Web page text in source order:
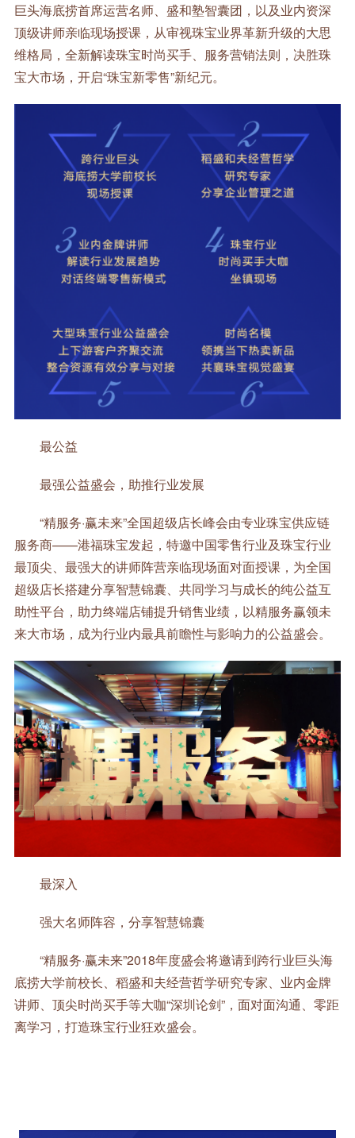
巨头海底捞首席运营名师、盛和塾智囊团，以及业内资深
顶级讲师亲临现场授课，从审视珠宝业界革新升级的大思
维格局，全新解读珠宝时尚买手、服务营销法则，决胜珠
宝大市场，开启“珠宝新零售”新纪元。
最公益
最强公益盛会，助推行业发展
“精服务·赢未来”全国超级店长峰会由专业珠宝供应链
服务商——港福珠宝发起，特邀中国零售行业及珠宝行业
最顶尖、最强大的讲师阵营亲临现场面对面授课，为全国
超级店长搭建分享智慧锦囊、共同学习与成长的纯公益互
助性平台，助力终端店铺提升销售业绩，以精服务赢领未
来大市场，成为行业内最具前瞻性与影响力的公益盛会。
最深入
强大名师阵容，分享智慧锦囊
“精服务·赢未来”2018年度盛会将邀请到跨行业巨头海
底捞大学前校长、稻盛和夫经营哲学研究专家、业内金牌
讲师、顶尖时尚买手等大咖“深圳论剑”，面对面沟通、零距
离学习，打造珠宝行业狂欢盛会。